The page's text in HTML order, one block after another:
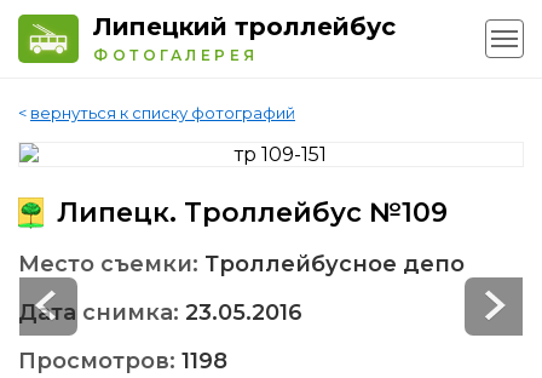
Липецкий троллейбус
ФОТОГАЛЕРЕЯ
< вернуться к списку фотографий
Липецк. Троллейбус №109
Место съемки: Троллейбусное депо
Дата снимка: 23.05.2016
Просмотров: 1198